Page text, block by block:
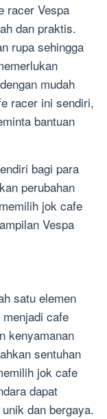
racer Vespa
dan praktis.
rupa sehingga
mudah
racer ini sendiri,
bantuan
bagi para
perubahan
jok cafe
Vespa
satu elemen
cafe
kenyamanan
sentuhan
jok cafe
dapat
dan bergaya.